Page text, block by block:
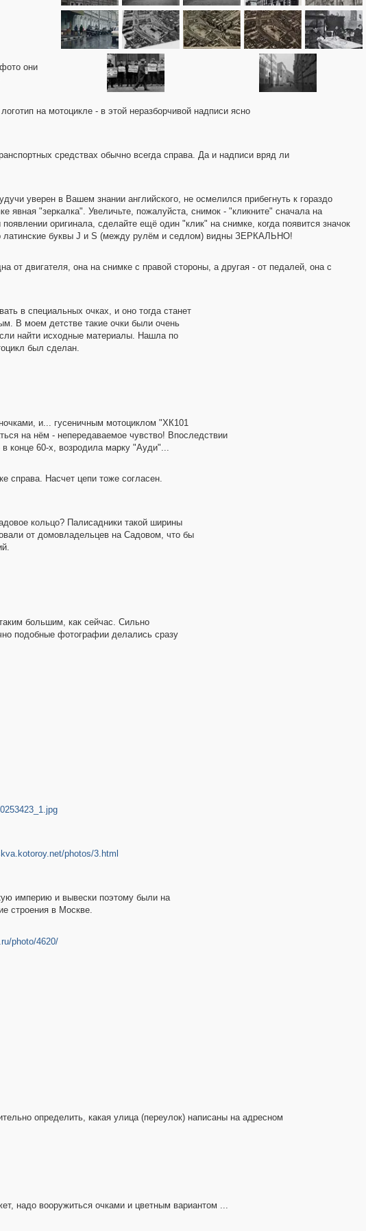
163
1739 524
4354
они
на мотоцикле - в этой неразборчивой надписи ясно
средствах обычно всегда справа. Да и надписи вряд ли
уверен в Вашем знании английского, не осмелился прибегнуть к гораздо
явная "зеркалка". Увеличьте, пожалуйста, снимок - "кликните" сначала на
оригинала, сделайте ещё один "клик" на снимке, когда появится значок
латинские буквы J и S (между рулём и седлом) видны ЗЕРКАЛЬНО!
от двигателя, она на снимке с правой стороны, а другая - от педалей, она с
в специальных очках, и оно тогда станет
В моем детстве такие очки были очень
найти исходные материалы. Нашла по
был сделан.
и... гусеничным мотоциклом "ХК101
на нём - непередаваемое чувство! Впоследствии
конце 60-х, возродила марку "Ауди"...
справа. Насчет цепи тоже согласен.
кольцо? Палисадники такой ширины
от домовладельцев на Садовом, что бы
большим, как сейчас. Сильно
подобные фотографии делались сразу
photos/3.html
империю и вывески поэтому были на
строения в Москве.
photo/4620/
определить, какая улица (переулок) написаны на адресном
надо вооружиться очками и цветным вариантом ...